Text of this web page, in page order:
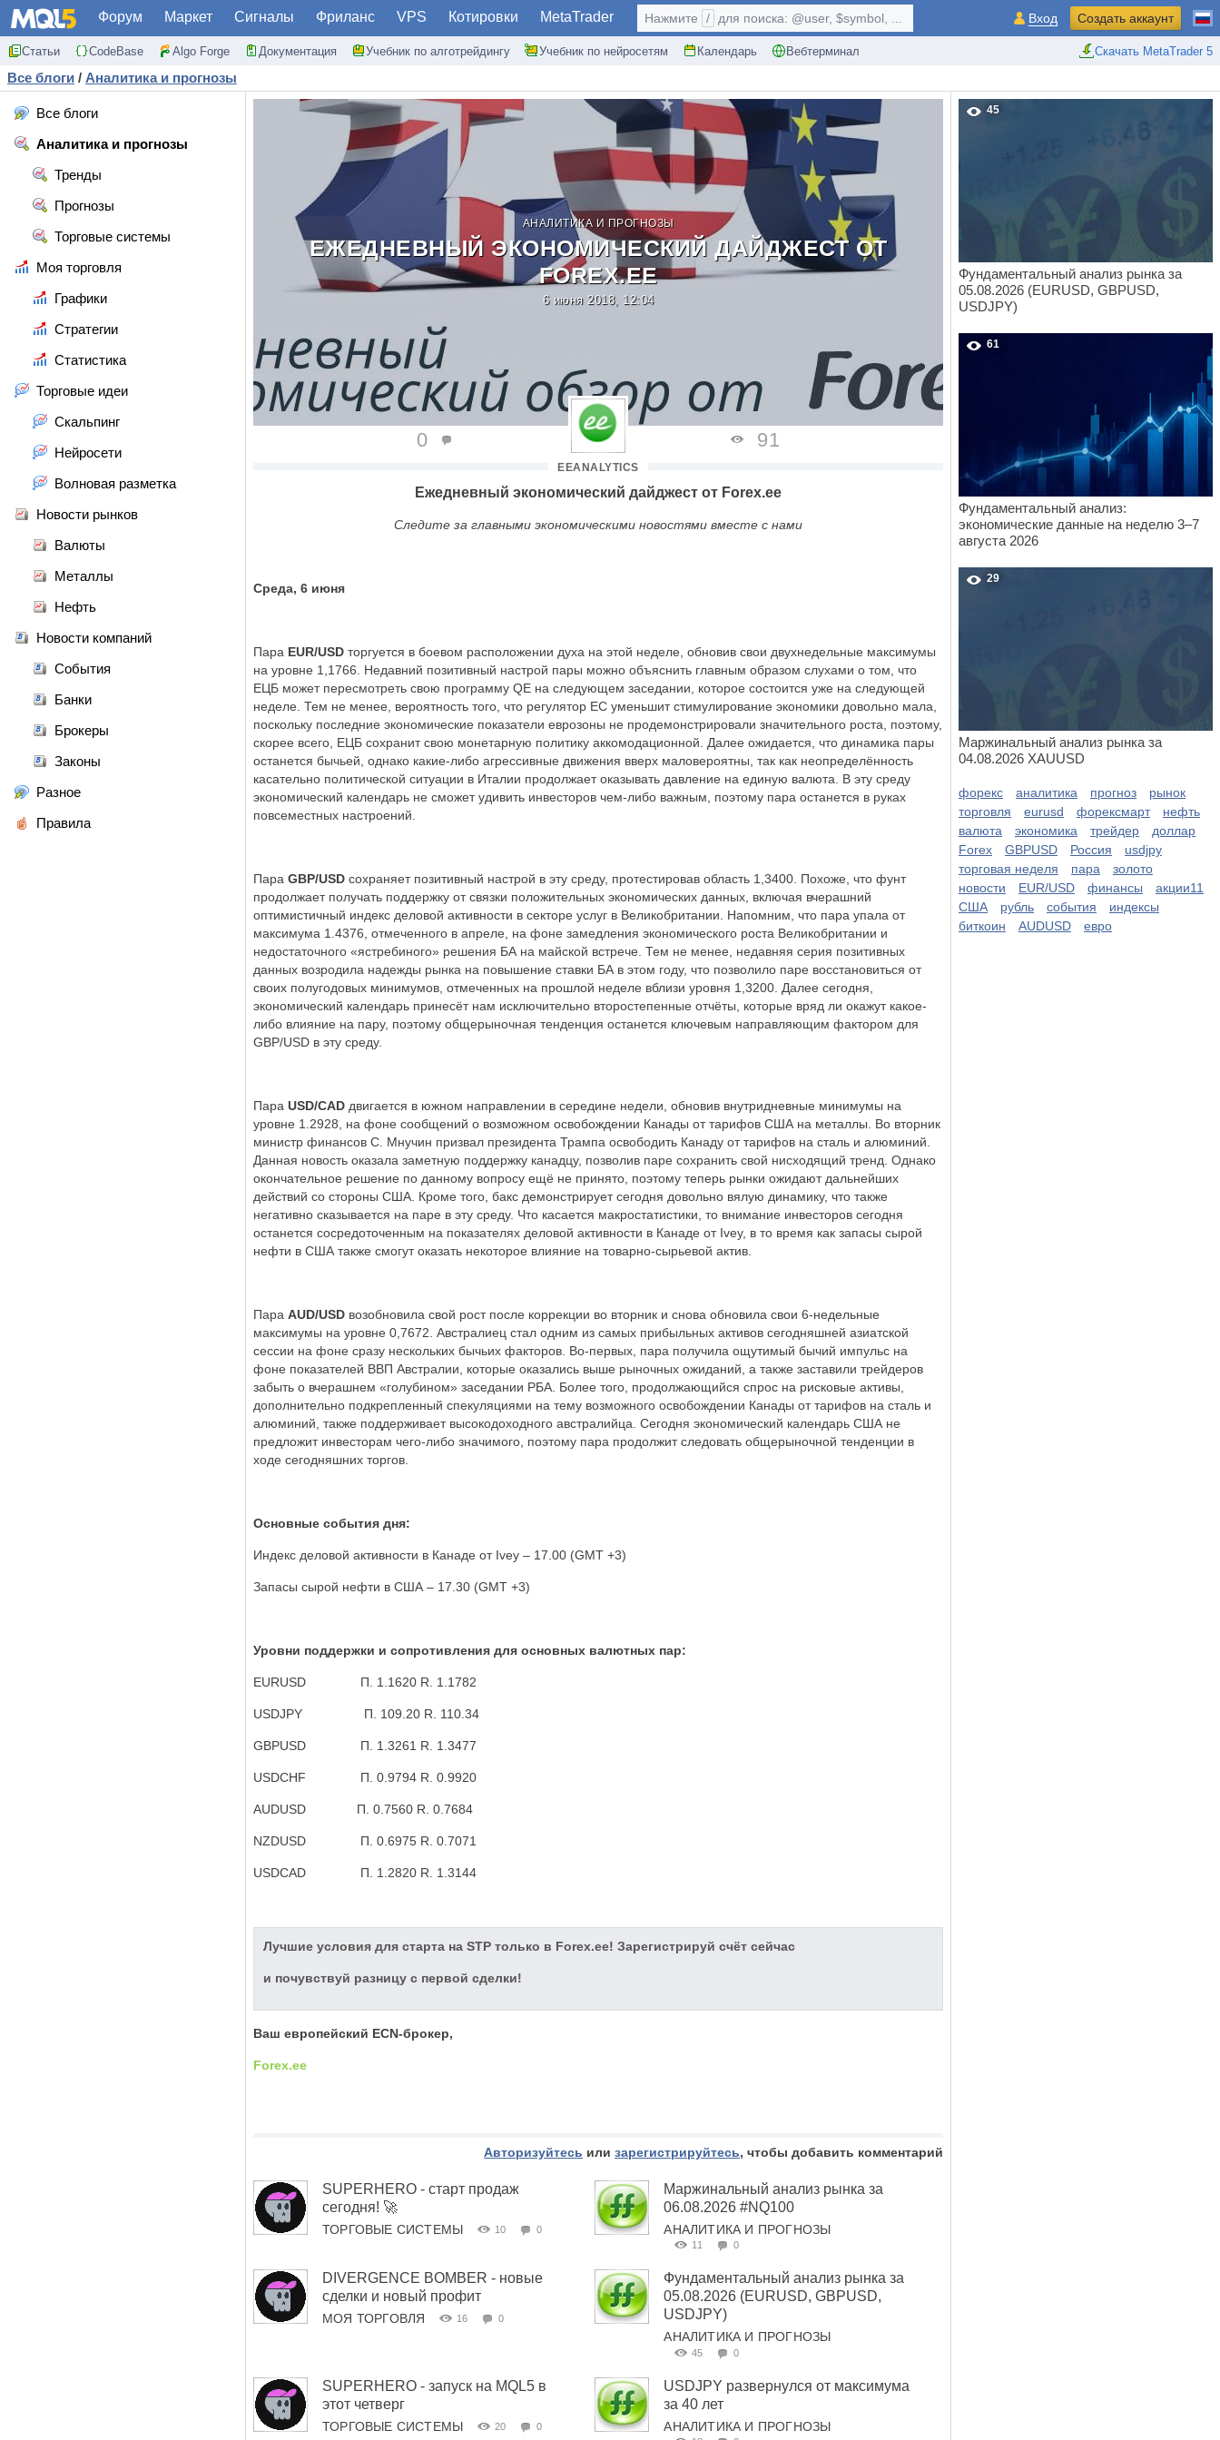
Форум Маркет Сигналы Фриланс VPS Котировки MetaTrader
Статьи CodeBase Algo Forge Документация Учебник по алготрейдингу Учебник по нейросетям Календарь Вебтерминал Скачать MetaTrader 5
Нажмите / для поиска: @user, $symbol, ... Вход Создать аккаунт
Все блоги / Аналитика и прогнозы
Все блоги
Аналитика и прогнозы
Тренды
Прогнозы
Торговые системы
Моя торговля
Графики
Стратегии
Статистика
Торговые идеи
Скальпинг
Нейросети
Волновая разметка
Новости рынков
Валюты
Металлы
Нефть
Новости компаний
События
Банки
Брокеры
Законы
Разное
Правила
АНАЛИТИКА И ПРОГНОЗЫ
ЕЖЕДНЕВНЫЙ ЭКОНОМИЧЕСКИЙ ДАЙДЖЕСТ ОТ
FOREX.EE
6 июня 2018, 12:04
EEANALYTICS
0 91
Ежедневный экономический дайджест от Forex.ee
Следите за главными экономическими новостями вместе с нами
Среда, 6 июня
Пара EUR/USD торгуется в боевом расположении духа на этой неделе, обновив свои двухнедельные максимумы
на уровне 1,1766. Недавний позитивный настрой пары можно объяснить главным образом слухами о том, что
ЕЦБ может пересмотреть свою программу QE на следующем заседании, которое состоится уже на следующей
неделе. Тем не менее, вероятность того, что регулятор ЕС уменьшит стимулирование экономики довольно мала,
поскольку последние экономические показатели еврозоны не продемонстрировали значительного роста, поэтому,
скорее всего, ЕЦБ сохранит свою монетарную политику аккомодационной. Далее ожидается, что динамика пары
останется бычьей, однако какие-либо агрессивные движения вверх маловероятны, так как неопределённость
касательно политической ситуации в Италии продолжает оказывать давление на единую валюта. В эту среду
экономический календарь не сможет удивить инвесторов чем-либо важным, поэтому пара останется в руках
повсеместных настроений.
Пара GBP/USD сохраняет позитивный настрой в эту среду, протестировав область 1,3400. Похоже, что фунт
продолжает получать поддержку от связки положительных экономических данных, включая вчерашний
оптимистичный индекс деловой активности в секторе услуг в Великобритании. Напомним, что пара упала от
максимума 1.4376, отмеченного в апреле, на фоне замедления экономического роста Великобритании и
недостаточного «ястребиного» решения БА на майской встрече. Тем не менее, недавняя серия позитивных
данных возродила надежды рынка на повышение ставки БА в этом году, что позволило паре восстановиться от
своих полугодовых минимумов, отмеченных на прошлой неделе вблизи уровня 1,3200. Далее сегодня,
экономический календарь принесёт нам исключительно второстепенные отчёты, которые вряд ли окажут какое-
либо влияние на пару, поэтому общерыночная тенденция останется ключевым направляющим фактором для
GBP/USD в эту среду.
Пара USD/CAD двигается в южном направлении в середине недели, обновив внутридневные минимумы на
уровне 1.2928, на фоне сообщений о возможном освобождении Канады от тарифов США на металлы. Во вторник
министр финансов С. Мнучин призвал президента Трампа освободить Канаду от тарифов на сталь и алюминий.
Данная новость оказала заметную поддержку канадцу, позволив паре сохранить свой нисходящий тренд. Однако
окончательное решение по данному вопросу ещё не принято, поэтому теперь рынки ожидают дальнейших
действий со стороны США. Кроме того, бакс демонстрирует сегодня довольно вялую динамику, что также
негативно сказывается на паре в эту среду. Что касается макростатистики, то внимание инвесторов сегодня
останется сосредоточенным на показателях деловой активности в Канаде от Ivey, в то время как запасы сырой
нефти в США также смогут оказать некоторое влияние на товарно-сырьевой актив.
Пара AUD/USD возобновила свой рост после коррекции во вторник и снова обновила свои 6-недельные
максимумы на уровне 0,7672. Австралиец стал одним из самых прибыльных активов сегодняшней азиатской
сессии на фоне сразу нескольких бычьих факторов. Во-первых, пара получила ощутимый бычий импульс на
фоне показателей ВВП Австралии, которые оказались выше рыночных ожиданий, а также заставили трейдеров
забыть о вчерашнем «голубином» заседании РБА. Более того, продолжающийся спрос на рисковые активы,
дополнительно подкрепленный спекуляциями на тему возможного освобождении Канады от тарифов на сталь и
алюминий, также поддерживает высокодоходного австралийца. Сегодня экономический календарь США не
предложит инвесторам чего-либо значимого, поэтому пара продолжит следовать общерыночной тенденции в
ходе сегодняшних торгов.
Основные события дня:
Индекс деловой активности в Канаде от Ivey – 17.00 (GMT +3)
Запасы сырой нефти в США – 17.30 (GMT +3)
Уровни поддержки и сопротивления для основных валютных пар:
EURUSD П. 1.1620 R. 1.1782
USDJPY П. 109.20 R. 110.34
GBPUSD П. 1.3261 R. 1.3477
USDCHF П. 0.9794 R. 0.9920
AUDUSD П. 0.7560 R. 0.7684
NZDUSD П. 0.6975 R. 0.7071
USDCAD П. 1.2820 R. 1.3144
Лучшие условия для старта на STP только в Forex.ee! Зарегистрируй счёт сейчас
и почувствуй разницу с первой сделки!
Ваш европейский ECN-брокер,
Forex.ee
Авторизуйтесь или зарегистрируйтесь, чтобы добавить комментарий
SUPERHERO - старт продаж
сегодня! 🚀
ТОРГОВЫЕ СИСТЕМЫ 10 0
Маржинальный анализ рынка за
06.08.2026 #NQ100
АНАЛИТИКА И ПРОГНОЗЫ
11 0
DIVERGENCE BOMBER - новые
сделки и новый профит
МОЯ ТОРГОВЛЯ 16 0
Фундаментальный анализ рынка за
05.08.2026 (EURUSD, GBPUSD,
USDJPY)
АНАЛИТИКА И ПРОГНОЗЫ
45 0
SUPERHERO - запуск на MQL5 в
этот четверг
ТОРГОВЫЕ СИСТЕМЫ 20 0
USDJPY развернулся от максимума
за 40 лет
АНАЛИТИКА И ПРОГНОЗЫ
45
Фундаментальный анализ рынка за
05.08.2026 (EURUSD, GBPUSD,
USDJPY)
61
Фундаментальный анализ:
экономические данные на неделю 3–7
августа 2026
29
Маржинальный анализ рынка за
04.08.2026 XAUUSD
форекс аналитика прогноз
рынок
торговля
eurusd форексмарт
нефть
валюта
экономика трейдер
доллар
Forex
GBPUSD Россия
usdjpy
торговая неделя
пара
золото
новости
EUR/USD финансы
акции11
США
рубль события
индексы
биткоин
AUDUSD евро